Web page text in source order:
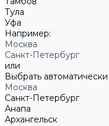
Тула
Уфа
Например:
Москва
Санкт-Петербург
или
Выбрать автоматически
Москва
Санкт-Петербург
Анапа
Архангельск